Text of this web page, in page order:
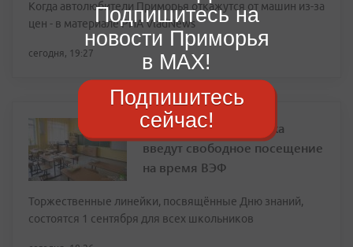
Когда автолюбители Приморья откажутся от машин из-за
цен - в материале РИА VladNews
сегодня, 19:27
В школах Владивостока
введут свободное посещение
на время ВЭФ
Торжественные линейки, посвящённые Дню знаний,
состоятся 1 сентября для всех школьников
Подпишитесь на
новости Приморья
в MAX!
Подпишитесь
сейчас!